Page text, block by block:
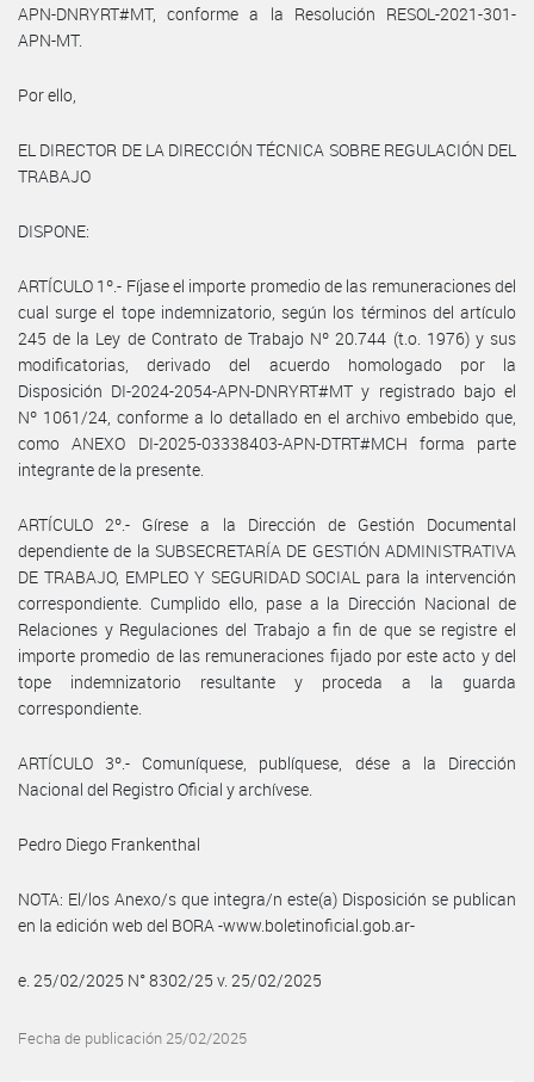
APN-DNRYRT#MT, conforme a la Resolución RESOL-2021-301-
APN-MT.
Por ello,
EL DIRECTOR DE LA DIRECCIÓN TÉCNICA SOBRE REGULACIÓN DEL
TRABAJO
DISPONE:
ARTÍCULO 1º.- Fíjase el importe promedio de las remuneraciones del
cual surge el tope indemnizatorio, según los términos del artículo
245 de la Ley de Contrato de Trabajo Nº 20.744 (t.o. 1976) y sus
modificatorias, derivado del acuerdo homologado por la
Disposición DI-2024-2054-APN-DNRYRT#MT y registrado bajo el
Nº 1061/24, conforme a lo detallado en el archivo embebido que,
como ANEXO DI-2025-03338403-APN-DTRT#MCH forma parte
integrante de la presente.
ARTÍCULO 2º.- Gírese a la Dirección de Gestión Documental
dependiente de la SUBSECRETARÍA DE GESTIÓN ADMINISTRATIVA
DE TRABAJO, EMPLEO Y SEGURIDAD SOCIAL para la intervención
correspondiente. Cumplido ello, pase a la Dirección Nacional de
Relaciones y Regulaciones del Trabajo a fin de que se registre el
importe promedio de las remuneraciones fijado por este acto y del
tope indemnizatorio resultante y proceda a la guarda
correspondiente.
ARTÍCULO 3º.- Comuníquese, publíquese, dése a la Dirección
Nacional del Registro Oficial y archívese.
Pedro Diego Frankenthal
NOTA: El/los Anexo/s que integra/n este(a) Disposición se publican
en la edición web del BORA -www.boletinoficial.gob.ar-
e. 25/02/2025 N° 8302/25 v. 25/02/2025
Fecha de publicación 25/02/2025